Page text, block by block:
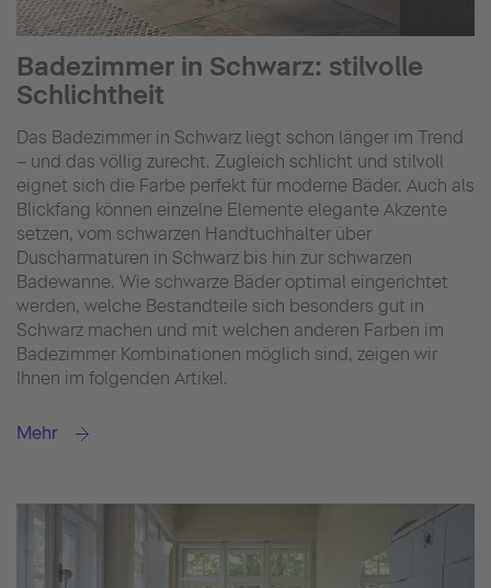
Badezimmer in Schwarz: stilvolle
Schlichtheit
Das Badezimmer in Schwarz liegt schon länger im Trend
– und das völlig zurecht. Zugleich schlicht und stilvoll
eignet sich die Farbe perfekt für moderne Bäder. Auch als
Blickfang können einzelne Elemente elegante Akzente
setzen, vom schwarzen Handtuchhalter über
Duscharmaturen in Schwarz bis hin zur schwarzen
Badewanne. Wie schwarze Bäder optimal eingerichtet
werden, welche Bestandteile sich besonders gut in
Schwarz machen und mit welchen anderen Farben im
Badezimmer Kombinationen möglich sind, zeigen wir
Ihnen im folgenden Artikel.
Mehr